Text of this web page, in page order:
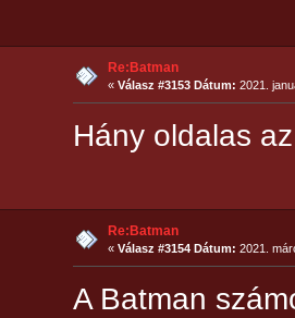
Re:Batman
«Válasz #3153 Dátum: 2021.
Hány oldalas
Re:Batman
«Válasz #3154 Dátum: 2021.
A Batman